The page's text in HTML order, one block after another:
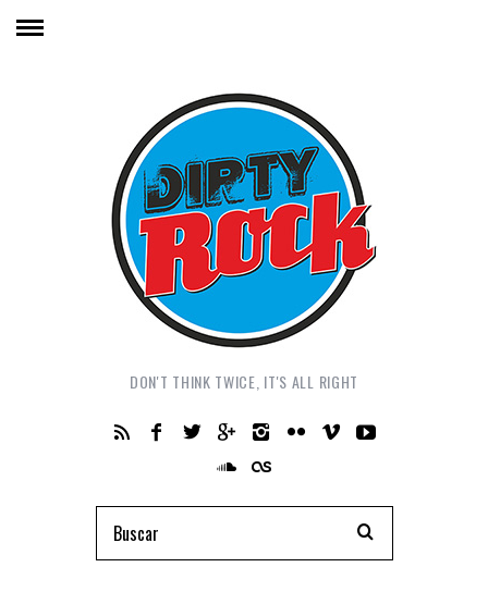
DON'T THINK TWICE, IT'S ALL RIGHT